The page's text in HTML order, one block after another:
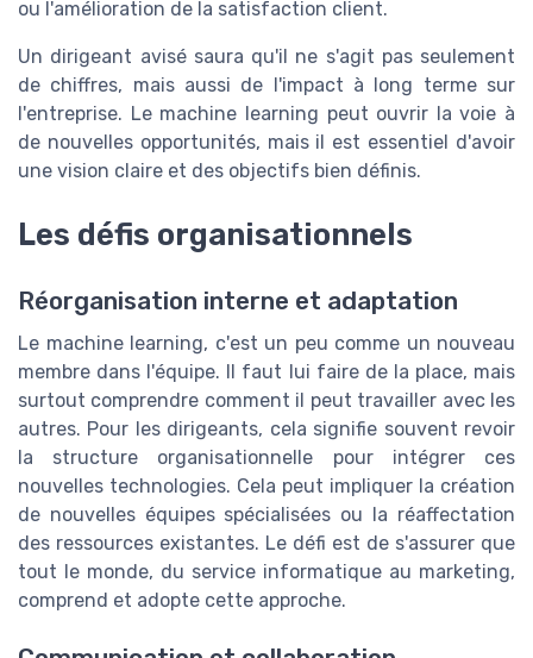
ou l'amélioration de la satisfaction client.
Un dirigeant avisé saura qu'il ne s'agit pas seulement
de chiffres, mais aussi de l'impact à long terme sur
l'entreprise. Le machine learning peut ouvrir la voie à
de nouvelles opportunités, mais il est essentiel d'avoir
une vision claire et des objectifs bien définis.
Les défis organisationnels
Réorganisation interne et adaptation
Le machine learning, c'est un peu comme un nouveau
membre dans l'équipe. Il faut lui faire de la place, mais
surtout comprendre comment il peut travailler avec les
autres. Pour les dirigeants, cela signifie souvent revoir
la structure organisationnelle pour intégrer ces
nouvelles technologies. Cela peut impliquer la création
de nouvelles équipes spécialisées ou la réaffectation
des ressources existantes. Le défi est de s'assurer que
tout le monde, du service informatique au marketing,
comprend et adopte cette approche.